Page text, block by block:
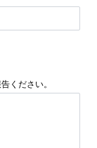
ください。